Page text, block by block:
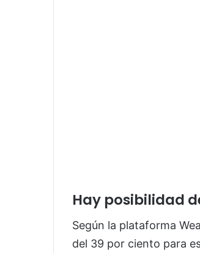
Hay posibilidad
Según la plataforma
del 39 por ciento para